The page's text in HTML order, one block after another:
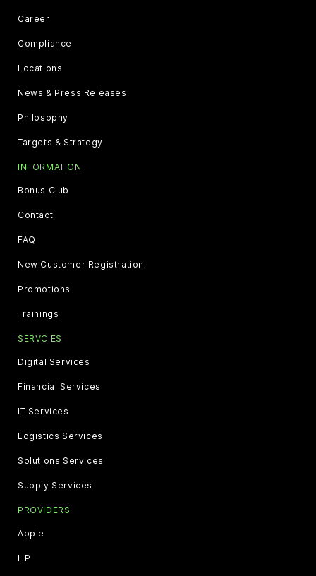
Career
Compliance
Locations
News & Press Releases
Philosophy
Targets & Strategy
INFORMATION
Bonus Club
Contact
FAQ
New Customer Registration
Promotions
Trainings
SERVCIES
Digital Services
Financial Services
IT Services
Logistics Services
Solutions Services
Supply Services
PROVIDERS
Apple
HP